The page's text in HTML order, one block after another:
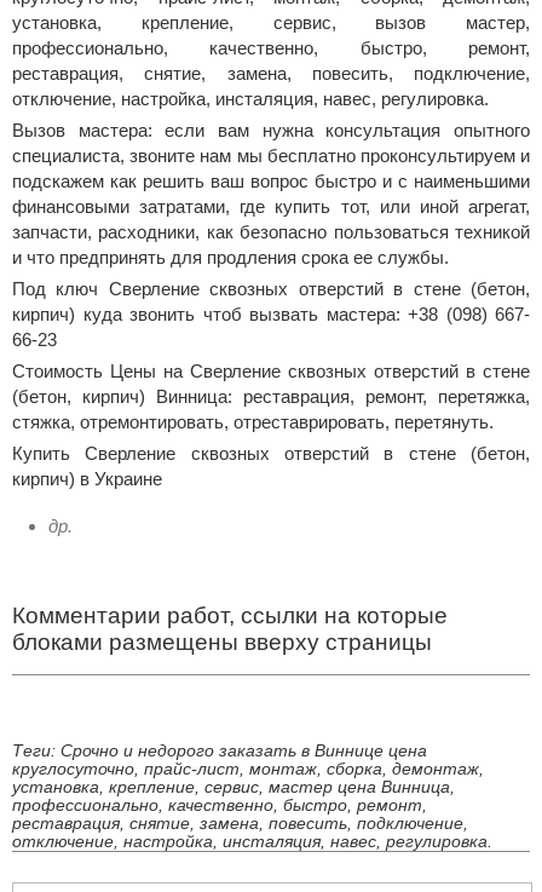
установка, крепление, сервис, вызов мастер,
профессионально, качественно, быстро, ремонт,
реставрация, снятие, замена, повесить, подключение,
отключение, настройка, инсталяция, навес, регулировка.
Вызов мастера: если вам нужна консультация опытного
специалиста, звоните нам мы бесплатно проконсультируем и
подскажем как решить ваш вопрос быстро и с наименьшими
финансовыми затратами, где купить тот, или иной агрегат,
запчасти, расходники, как безопасно пользоваться техникой
и что предпринять для продления срока ее службы.
Под ключ Сверление сквозных отверстий в стене (бетон,
кирпич) куда звонить чтоб вызвать мастера: +38 (098) 667-
66-23
Стоимость Цены на Сверление сквозных отверстий в стене
(бетон, кирпич) Винница: реставрация, ремонт, перетяжка,
стяжка, отремонтировать, отреставрировать, перетянуть.
Купить Сверление сквозных отверстий в стене (бетон,
кирпич) в Украине
др.
Комментарии работ, ссылки на которые
блоками размещены вверху страницы
Теги: Срочно и недорого заказать в Виннице цена
круглосуточно, прайс-лист, монтаж, сборка, демонтаж,
установка, крепление, сервис, мастер цена Винница,
профессионально, качественно, быстро, ремонт,
реставрация, снятие, замена, повесить, подключение,
отключение, настройка, инсталяция, навес, регулировка.